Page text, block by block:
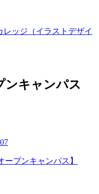
レッジ（イラストデザイ
ンキャンパス
ープンキャンパス】